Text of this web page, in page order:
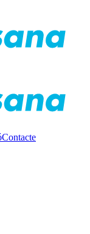
Contacte